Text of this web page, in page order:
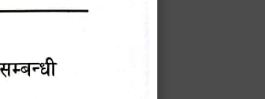
सविन न्यौपाने